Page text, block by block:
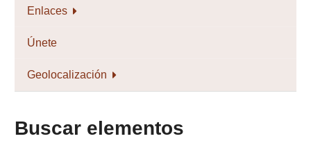
Enlaces
Únete
Geolocalización
Buscar elementos